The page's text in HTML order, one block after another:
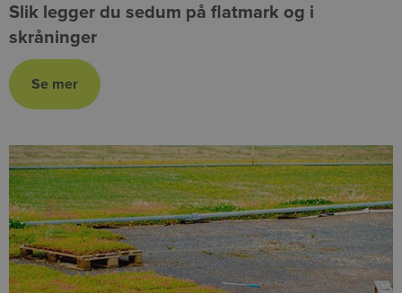
Slik legger du sedum på flatmark og i
skråninger